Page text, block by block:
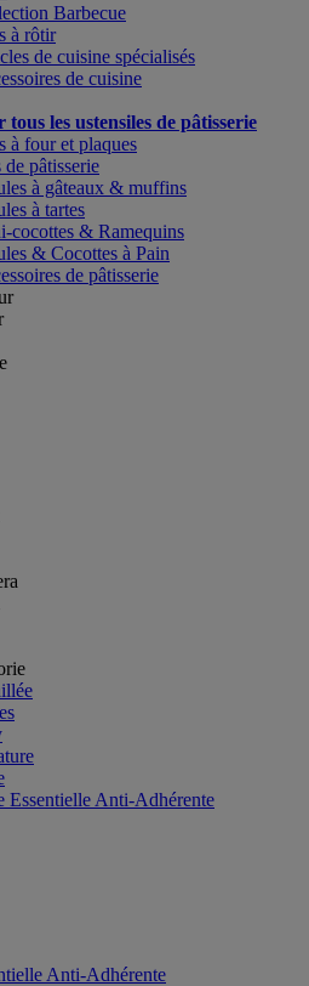
Barbecue
à rôtir
de cuisine spécialisés
de cuisine
tous les ustensiles de pâtisserie
à four et plaques
de pâtisserie
à gâteaux & muffins
à tartes
cocottes & Ramequins
& Cocottes à Pain
de pâtisserie
Essentielle Anti-Adhérente
Anti-Adhérente